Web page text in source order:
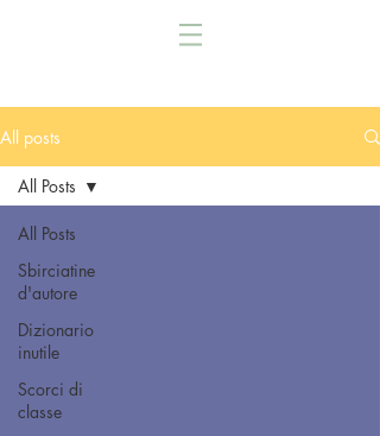
All posts
All Posts
Sbirciatine
d'autore
Dizionario
inutile
Scorci di
classe
All Posts